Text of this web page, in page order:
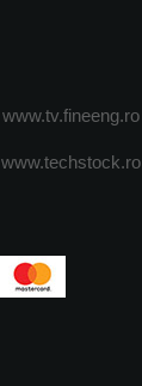
www.tv.fineeng.ro
www.techstock.ro